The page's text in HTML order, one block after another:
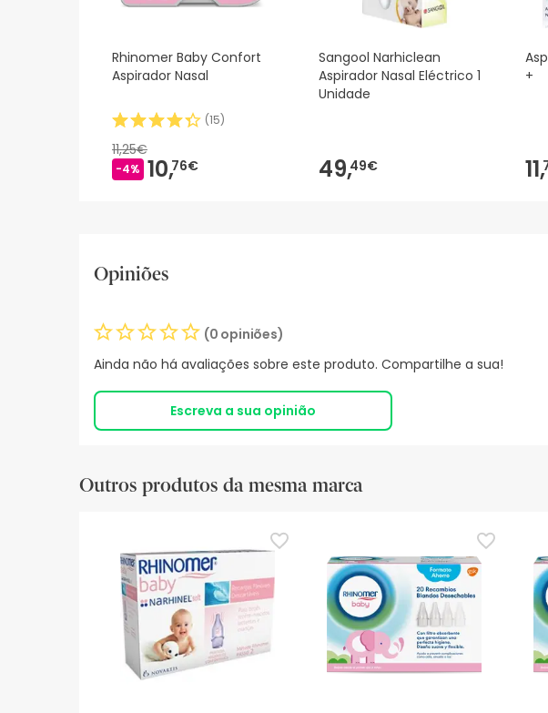
Rhinomer Baby Confort
Aspirador Nasal
(15)
11,25€
-4% 10,76€
Sangool Narhiclean
Aspirador Nasal Eléctrico 1
Unidade
49,49€
+
11,
Opiniões
(0 opiniões)
Ainda não há avaliações sobre este produto. Compartilhe a sua!
Escreva a sua opinião
Outros produtos da mesma marca